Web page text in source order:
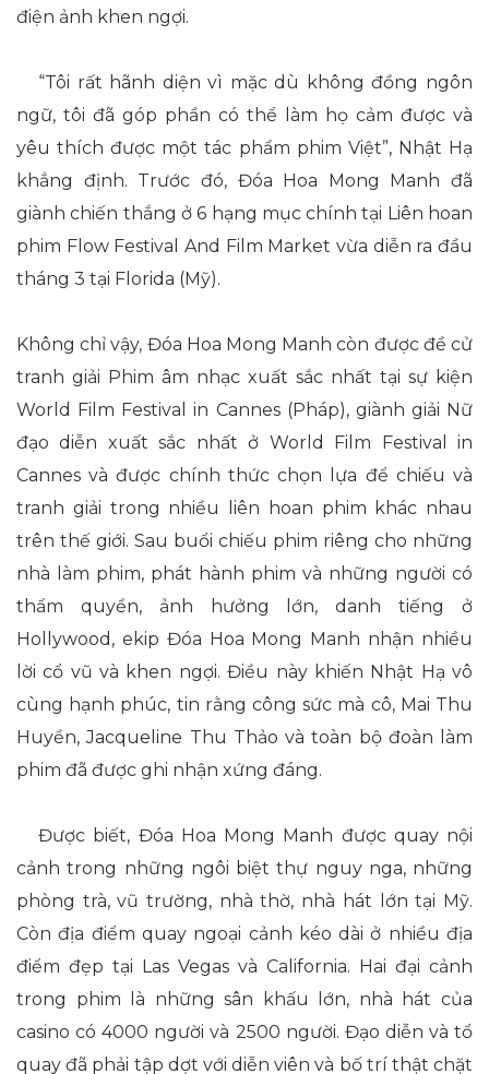
điện ảnh khen ngợi.
“Tôi rất hãnh diện vì mặc dù không đồng ngôn
ngữ, tôi đã góp phần có thể làm họ cảm được và
yêu thích được một tác phẩm phim Việt”, Nhật Hạ
khẳng định. Trước đó, Đóa Hoa Mong Manh đã
giành chiến thắng ở 6 hạng mục chính tại Liên hoan
phim Flow Festival And Film Market vừa diễn ra đầu
tháng 3 tại Florida (Mỹ).
Không chỉ vậy, Đóa Hoa Mong Manh còn được đề cử
tranh giải Phim âm nhạc xuất sắc nhất tại sự kiện
World Film Festival in Cannes (Pháp), giành giải Nữ
đạo diễn xuất sắc nhất ở World Film Festival in
Cannes và được chính thức chọn lựa để chiếu và
tranh giải trong nhiều liên hoan phim khác nhau
trên thế giới. Sau buổi chiếu phim riêng cho những
nhà làm phim, phát hành phim và những người có
thẩm quyền, ảnh hưởng lớn, danh tiếng ở
Hollywood, ekip Đóa Hoa Mong Manh nhận nhiều
lời cổ vũ và khen ngợi. Điều này khiến Nhật Hạ vô
cùng hạnh phúc, tin rằng công sức mà cô, Mai Thu
Huyền, Jacqueline Thu Thảo và toàn bộ đoàn làm
phim đã được ghi nhận xứng đáng.
Được biết, Đóa Hoa Mong Manh được quay nội
cảnh trong những ngôi biệt thự nguy nga, những
phòng trà, vũ trường, nhà thờ, nhà hát lớn tại Mỹ.
Còn địa điểm quay ngoại cảnh kéo dài ở nhiều địa
điểm đẹp tại Las Vegas và California. Hai đại cảnh
trong phim là những sân khấu lớn, nhà hát của
casino có 4000 người và 2500 người. Đạo diễn và tổ
quay đã phải tập dợt với diễn viên và bố trí thật chặt